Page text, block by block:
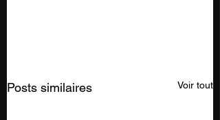
Posts similaires Voir tout